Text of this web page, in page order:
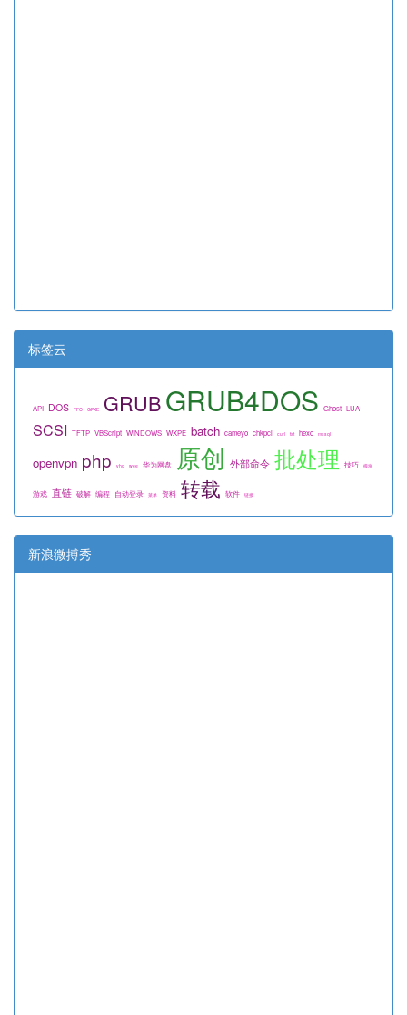
标签云
API DOS FFO GPXE GRUBGRUB4DOS Ghost LUA
SCSI TFTP VBScript WINDOWS WXPE batch cameyo chkpci curl fat hexo mssql
openvpn php vhd wee 华为网盘 原创 外部命令 批处理 技巧 模块
游戏 直链 破解 编程 自动登录 菜单 资料 转载 软件 链接
新浪微搏秀